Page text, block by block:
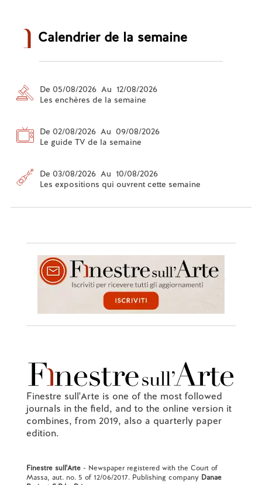
Calendrier de la semaine
De 05/08/2026 Au 12/08/2026
Les enchères de la semaine
De 02/08/2026 Au 09/08/2026
Le guide TV de la semaine
De 03/08/2026 Au 10/08/2026
Les expositions qui ouvrent cette semaine
Finestre sull'Arte is one of the most followed
journals in the field, and to the online version it
combines, from 2019, also a quarterly paper
edition.
Finestre sull'Arte- Newspaper registered with the Court of
Massa, aut. no. 5 of 12/06/2017. Publishing company Danae